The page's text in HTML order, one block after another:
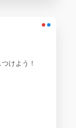
けよう！